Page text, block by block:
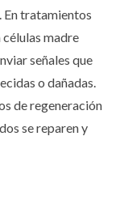
En tratamientos
madre
señales que
o dañadas.
de regeneración
se reparen y